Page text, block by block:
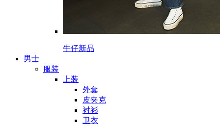
牛仔新品
男士
服装
上装
外套
皮夹克
衬衫
卫衣